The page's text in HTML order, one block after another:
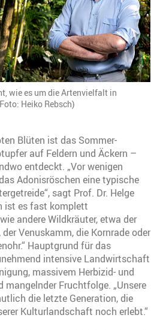
wie es um die Artenvielfalt in
Heiko Rebsch)
Blüten ist das Sommer-
auf Feldern und Äckern –
entdeckt. „Vor wenigen
Adonisröschen eine typische
sagt Prof. Dr. Helge
ist es fast komplett
andere Wildkräuter, etwa der
Venuskamm, die Kornrade oder
Hauptgrund für das
intensive Landwirtschaft
massivem Herbizid- und
Fruchtfolge. „Unsere
die letzte Generation, die
Kulturlandschaft noch erlebt.“